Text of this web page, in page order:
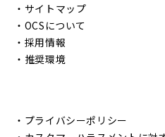
・ サイトマップ
・ OCSについて
・ 採用情報
・ 推奨環境
・ プライバシーポリシー